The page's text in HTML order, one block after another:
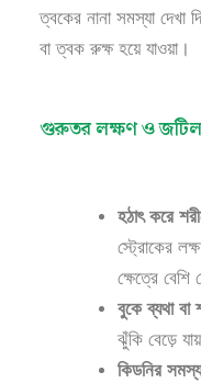
ত্বকের নানা সমস্যা দেখা
বা ত্বক রুক্ষ হয়ে যাওয়া।
গুরুতর লক্ষণ ও
হঠাৎ করে
স্ট্রোকের
ক্ষেত্রে বেশি
বুকে ব্যথা বা
ঝুঁকি বেড়ে
কিডনির